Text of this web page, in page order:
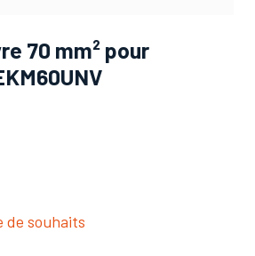
70 mm² pour
de souhaits